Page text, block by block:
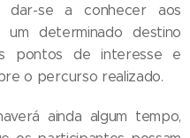
se a conhecer aos
determinado destino
pontos de interesse e
o percurso realizado.
ainda algum tempo,